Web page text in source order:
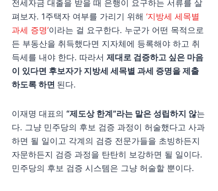
전세자금 대출을 받을 때 은행이 요구하는 서류를 살
펴보자. 1주택자 여부를 가리기 위해 ‘지방세 세목별
과세 증명’이라는 걸 요구한다. 누군가 어떤 목적으로
든 부동산을 취득했다면 지자체에 등록해야 하고 취
득세를 내야 한다. 따라서 제대로 검증하고 싶은 마음
이 있다면 후보자가 지방세 세목별 과세 증명을 제출
하도록 하면 된다.
이재명 대표의 “제도상 한계”라는 말은 성립하지 않는
다. 그냥 민주당의 후보 검증 과정이 허술했다고 사과
하면 될 일이고 각계의 검증 전문가들을 초빙하든지
자문하든지 검증 과정을 탄탄히 보강하면 될 일이다.
민주당의 후보 검증 시스템은 그냥 허술할 뿐이다.